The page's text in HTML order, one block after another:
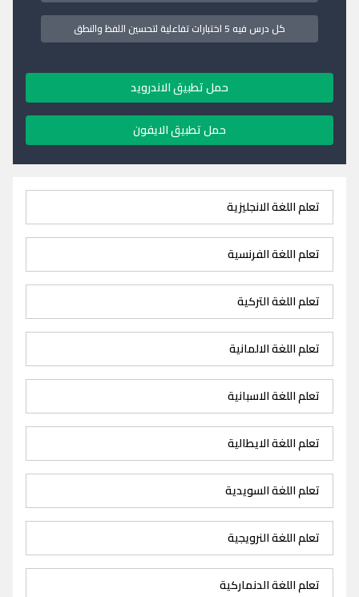
كل درس فيه 5 اختبارات تفاعلية لتحسين اللفظ والنطق
حمل تطبيق الاندرويد
حمل تطبيق الايفون
تعلم اللغة الانجليزية
تعلم اللغة الفرنسية
تعلم اللغة التركية
تعلم اللغة الالمانية
تعلم اللغة الاسبانية
تعلم اللغة الايطالية
تعلم اللغة السويدية
تعلم اللغة النرويجية
تعلم اللغة الدنماركية